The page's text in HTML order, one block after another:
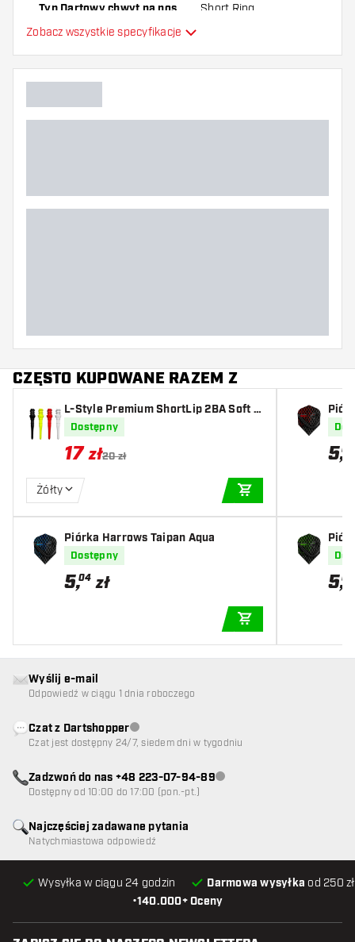
Typ Dartowy chwyt na nos Short Ring
Kolor lotki
Zobacz wszystkie specyfikacje
CZĘSTO KUPOWANE RAZEM Z
L-Style Premium ShortLip 2BA Soft T
ips
Dostępny
17 zł20 zł
Żółty
Piórka Harrows Taipan Aqua
Dostępny
5,04 zł
5,04
5,04
•140.000+ Oceny
Wysyłka w ciągu 24 godzin Darmowa wysyłka od 250
Najczęściej zadawane pytania
Natychmiastowa odpowiedź
Wyślij e-mail
Odpowiedź w ciągu 1 dnia roboczego
Czat z DartshopperObsługa klienta niedostępna
Czat jest dostępny 24/7, siedem dni w tygodniu
Zadzwoń do nas +48 223-07-94-89Obsługa klienta niedostępna
Dostępny od 10:00 do 17:00 (pon.-pt.)